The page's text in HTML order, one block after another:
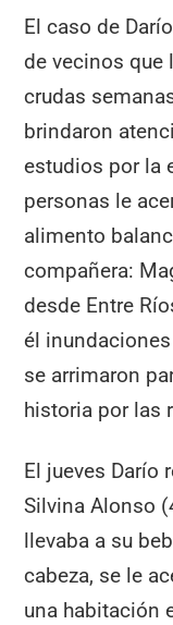
El caso de
de vecinos que
crudas
brindaron
estudios por la
personas le
alimento
compañera:
desde Entre
él
se arrimaron
historia por las
El jueves Darío
Silvina Alonso
llevaba a su
cabeza, se le
una habitación